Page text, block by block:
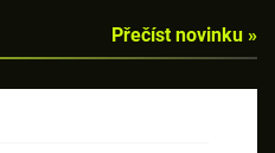
Přečíst novinku »